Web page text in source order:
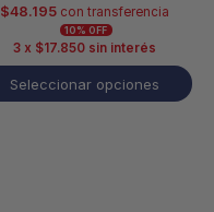
$48.195 con transferencia
10% OFF
3 x $17.850 sin interés
Seleccionar opciones